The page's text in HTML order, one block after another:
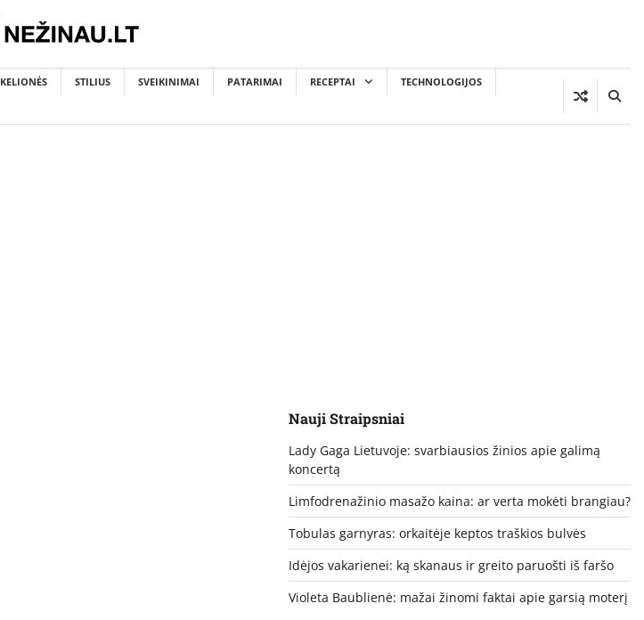
KELIONĖS STILIUS SVEIKINIMAI PATARIMAI RECEPTAI TECHNOLOGIJOS
Nauji Straipsniai
Lady Gaga Lietuvoje: svarbiausios žinios apie galimą
koncertą
Limfodrenažinio masažo kaina: ar verta mokėti brangiau?
Tobulas garnyras: orkaitėje keptos traškios bulvės
Idėjos vakarienei: ką skanaus ir greito paruošti iš faršo
Violeta Baublienė: mažai žinomi faktai apie garsią moterį